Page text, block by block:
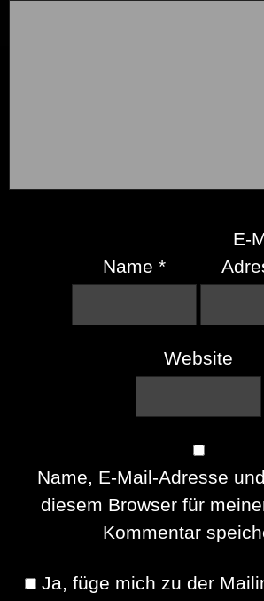
Name *
E-
Website
Name, E-Mail-Adresse
diesem Browser für
Kommentar
Ja, füge mich zu der